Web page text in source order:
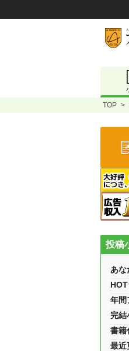
TOP >
投稿
あな
年間
完結
書籍
最近